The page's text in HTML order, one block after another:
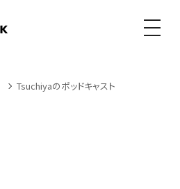
メニュ
Tsuchiyaのポッドキャスト